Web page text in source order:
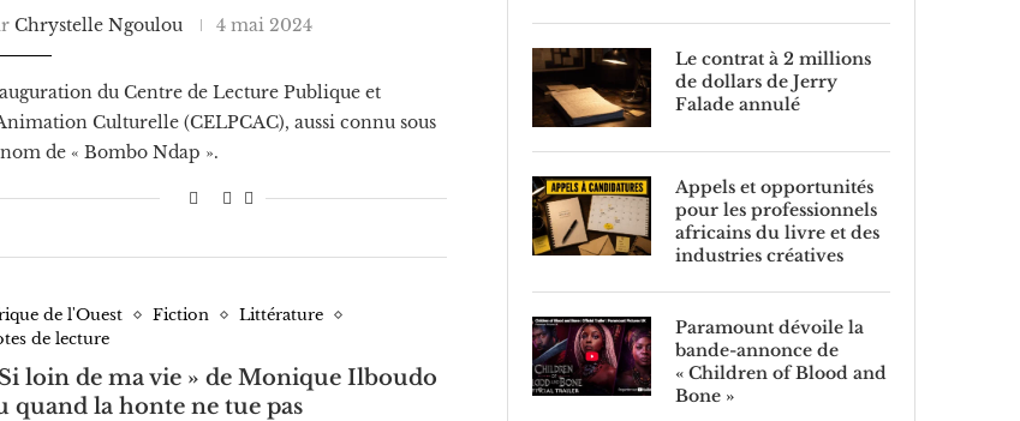
Chrystelle Ngoulou 4 mai 2024
du Centre de Lecture Publique et
Culturelle (CELPCAC), aussi connu sous
de « Bombo Ndap ».
de l'Ouest Fiction
Littérature
de lecture
loin de ma vie » de Monique Ilboudo
quand la honte ne tue pas
Le contrat à 2 millions
de dollars de Jerry
Falade annulé
Appels et opportunités
pour les professionnels
africains du livre et des
industries créatives
Paramount dévoile la
bande-annonce de
« Children of Blood and
Bone »